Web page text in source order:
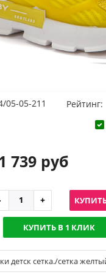
05-05-211
Рейтинг:
739 руб
КУПИТЬ В 1 КЛИК
детск сетка./сетка